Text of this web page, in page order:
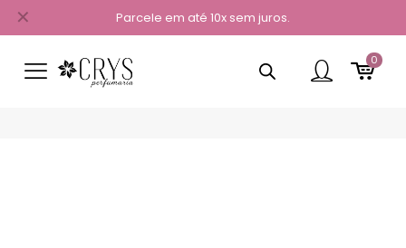
Parcele em até 10x sem juros.
✕
0